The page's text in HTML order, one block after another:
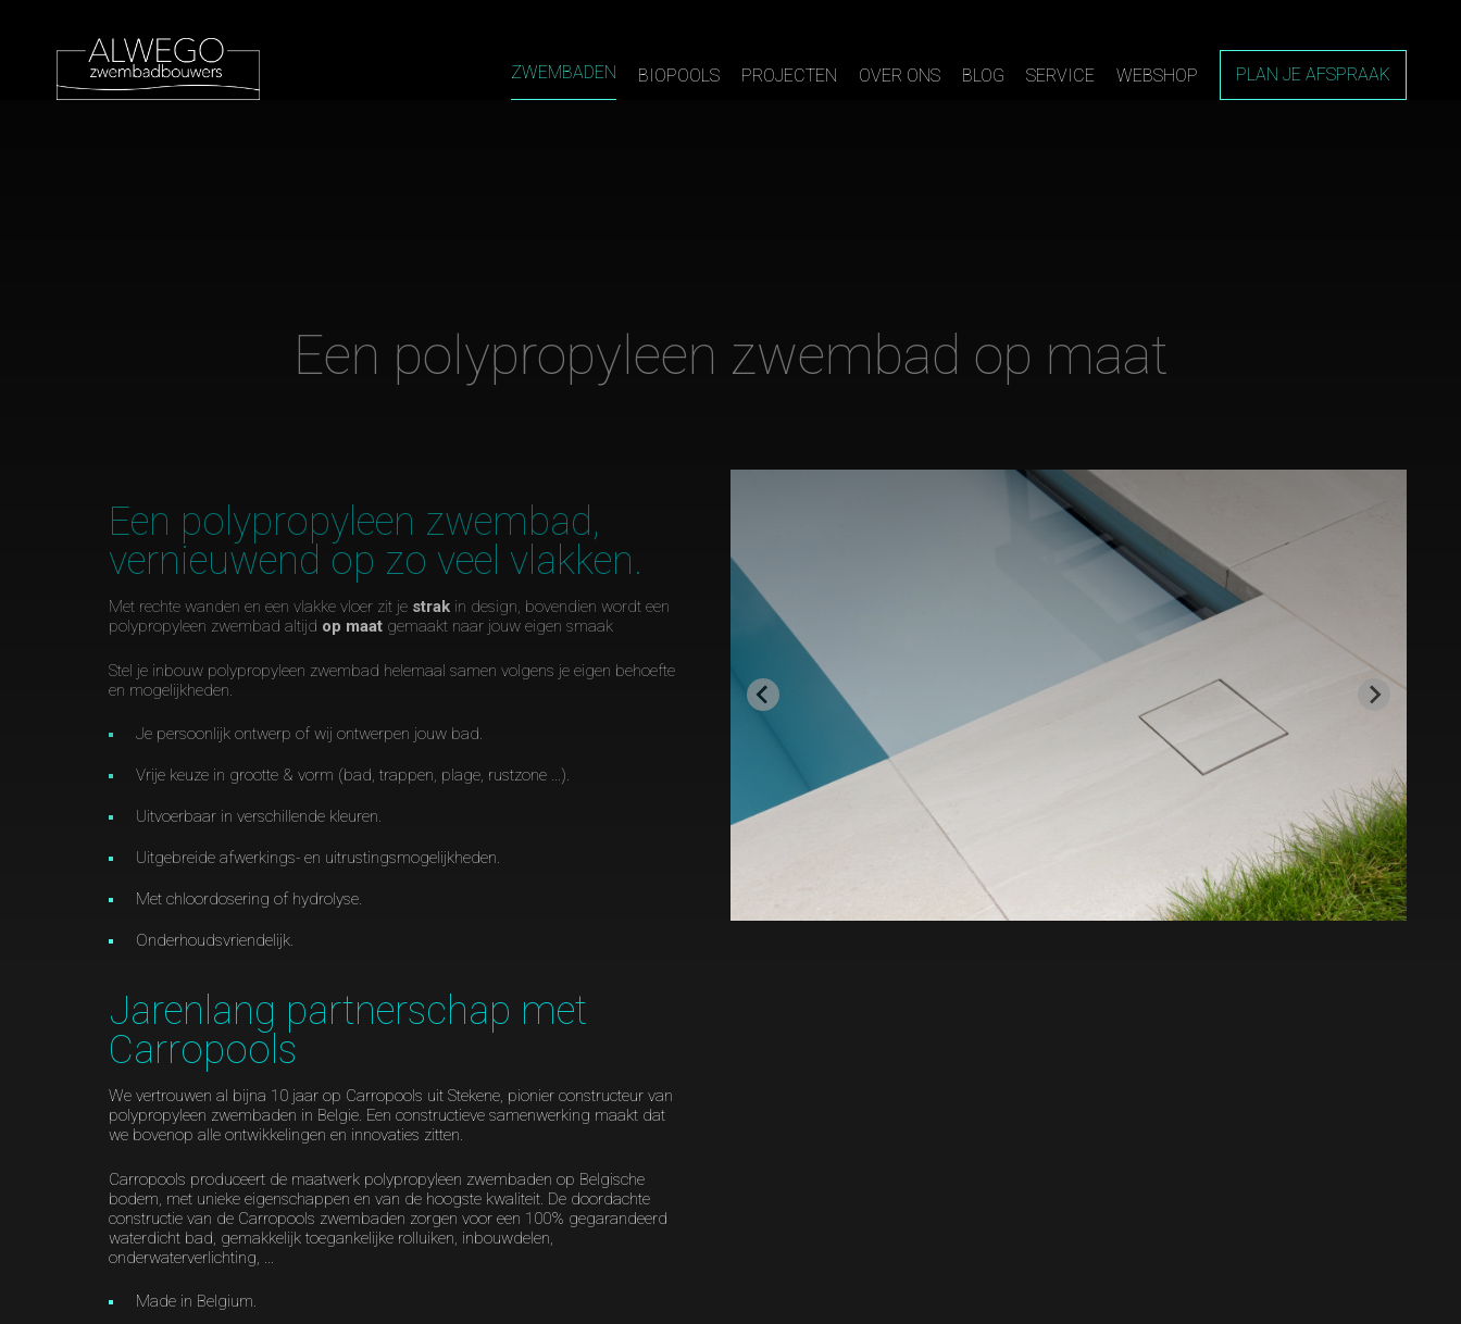
ZWEMBADEN BIOPOOLS PROJECTEN OVER ONS BLOG SERVICE WEBSHOP PLAN JE AFSPRAAK
Een polypropyleen zwembad op maat
Een polypropyleen zwembad,
vernieuwend op zo veel vlakken.
Met rechte wanden en een vlakke vloer zit je strak in design, bovendien wordt een
polypropyleen zwembad altijd op maat gemaakt naar jouw eigen smaak
Stel je inbouw polypropyleen zwembad helemaal samen volgens je eigen behoefte
en mogelijkheden.
Je persoonlijk ontwerp of wij ontwerpen jouw bad.
Vrije keuze in grootte & vorm (bad, trappen, plage, rustzone …).
Uitvoerbaar in verschillende kleuren.
Uitgebreide afwerkings- en uitrustingsmogelijkheden.
Met chloordosering of hydrolyse.
Onderhoudsvriendelijk.
Jarenlang partnerschap met
Carropools
We vertrouwen al bijna 10 jaar op Carropools uit Stekene, pionier constructeur van
polypropyleen zwembaden in Belgie. Een constructieve samenwerking maakt dat
we bovenop alle ontwikkelingen en innovaties zitten.
Carropools produceert de maatwerk polypropyleen zwembaden op Belgische
bodem, met unieke eigenschappen en van de hoogste kwaliteit. De doordachte
constructie van de Carropools zwembaden zorgen voor een 100% gegarandeerd
waterdicht bad, gemakkelijk toegankelijke rolluiken, inbouwdelen,
onderwaterverlichting, ...
Made in Belgium.